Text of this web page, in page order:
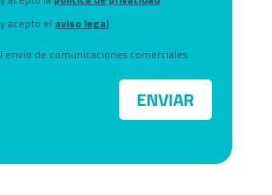
acepto el aviso legal
envío de comunicaciones comerciales
ENVIAR